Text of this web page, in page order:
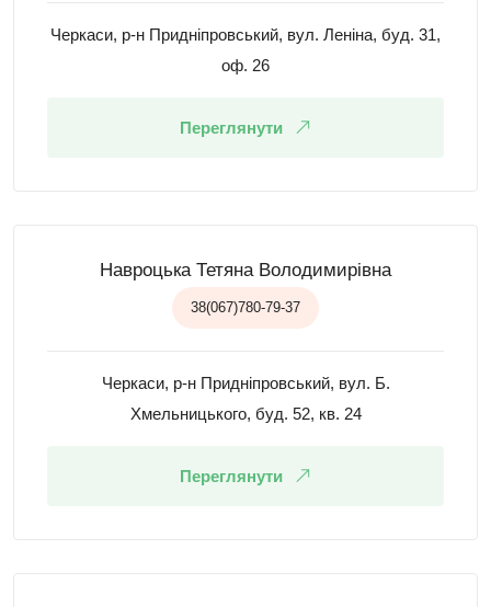
Черкаси, р-н Придніпровський, вул. Леніна, буд. 31,
оф. 26
Переглянути
Навроцька Тетяна Володимирівна
38(067)780-79-37
Черкаси, р-н Придніпровський, вул. Б.
Хмельницького, буд. 52, кв. 24
Переглянути